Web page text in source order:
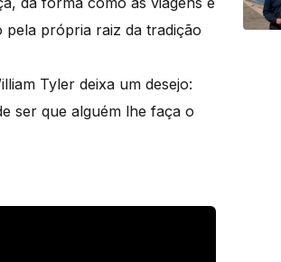
pela própria raiz da tradição
Tyler deixa um desejo:
ser que alguém lhe faça o